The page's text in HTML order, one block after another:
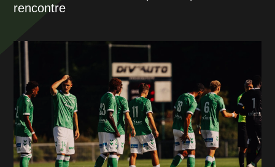
rencontre